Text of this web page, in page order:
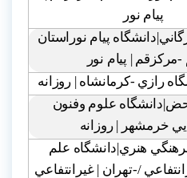
پيام نور
پيام نوراستان
مرکزقم | پيام نور
رازي -کرمانشاه | روزانه
علوم وفنون
خرمشهر | روزانه
هنري|دانشگاه علم
/-تهران | غيرانتفاعي